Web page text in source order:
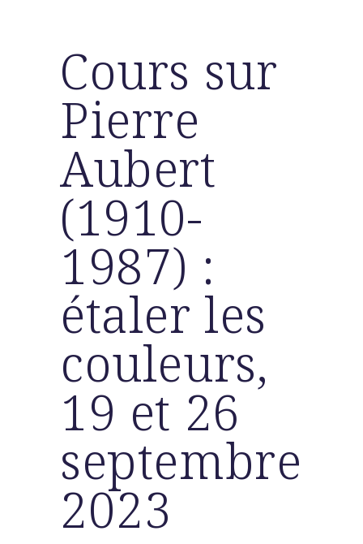
Cours sur
Pierre
Aubert
(1910-
1987) :
étaler les
couleurs,
19 et 26
septembre
2023